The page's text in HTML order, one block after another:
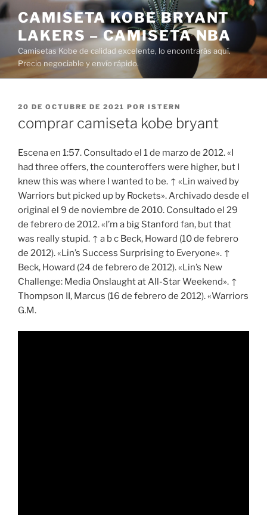
Saltar
al
contenido
CAMISETA KOBE BRYANT
LAKERS – CAMISETA NBA
Camisetas Kobe de calidad excelente, lo encontrarás aquí.
Precio negociable y envío rápido.
PUBLICADO
20 DE OCTUBRE DE 2021 POR ISTERN
comprar camiseta kobe bryant
Escena en 1:57. Consultado el 1 de marzo de 2012. «I
had three offers, the counteroffers were higher, but I
knew this was where I wanted to be. ↑ «Lin waived by
Warriors but picked up by Rockets». Archivado desde el
original el 9 de noviembre de 2010. Consultado el 29
de febrero de 2012. «I’m a big Stanford fan, but that
was really stupid. ↑ a b c Beck, Howard (10 de febrero
de 2012). «Lin’s Success Surprising to Everyone». ↑
Beck, Howard (24 de febrero de 2012). «Lin’s New
Challenge: Media Onslaught at All-Star Weekend». ↑
Thompson II, Marcus (16 de febrero de 2012). «Warriors
G.M.